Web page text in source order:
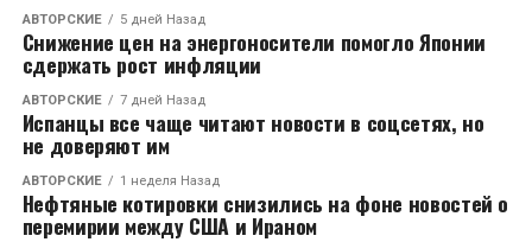
АВТОРСКИЕ 5 дней Назад
Снижение цен на энергоносители помогло Японии
сдержать рост инфляции
АВТОРСКИЕ 7 дней Назад
Испанцы все чаще читают новости в соцсетях, но
не доверяют им
АВТОРСКИЕ 1 неделя Назад
Нефтяные котировки снизились на фоне новостей о
перемирии между США и Ираном